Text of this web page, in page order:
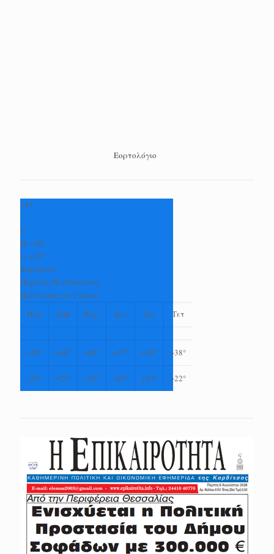
Εορτολόγιο
+35
°
C
H: +36°
L: +25°
Καρδίτσα
Πέμπτη, 06 Αύγουστος
Πρόγνωση για 7 μέρες
Παρ
Σαβ Κυρ Δευ Τρι Τετ
+39° +40° +40° +37° +38° +38°
+25° +27° +26° +25° +23° +22°